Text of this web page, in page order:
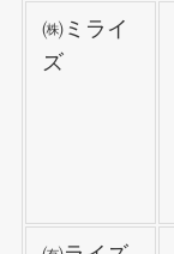
㈱ミライ
ズ